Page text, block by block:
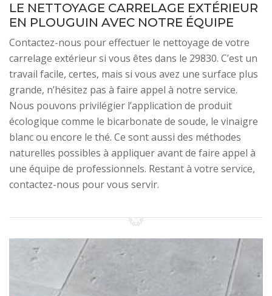
LE NETTOYAGE CARRELAGE EXTÉRIEUR
EN PLOUGUIN AVEC NOTRE ÉQUIPE
Contactez-nous pour effectuer le nettoyage de votre
carrelage extérieur si vous êtes dans le 29830. C’est un
travail facile, certes, mais si vous avez une surface plus
grande, n’hésitez pas à faire appel à notre service.
Nous pouvons privilégier l’application de produit
écologique comme le bicarbonate de soude, le vinaigre
blanc ou encore le thé. Ce sont aussi des méthodes
naturelles possibles à appliquer avant de faire appel à
une équipe de professionnels. Restant à votre service,
contactez-nous pour vous servir.